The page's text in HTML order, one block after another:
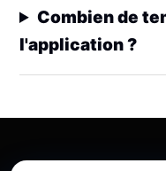
Combien de
l'application ?